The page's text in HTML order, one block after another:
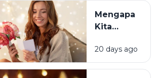
Merasa
Sedih Saat
Tahun?
Mengapa
Kita
Mendapat
Ucapan
20 days ago